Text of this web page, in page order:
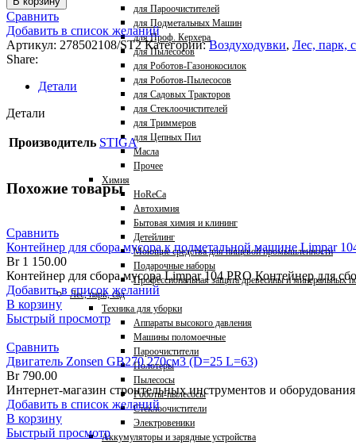
для Пароочистителей
для Подметальных Машин
для Проф. Керхера
для Пылесосов
для Роботов-Газонокосилок
для Роботов-Пылесосов
для Садовых Тракторов
для Стеклоочистителей
для Триммеров
для Цепных Пил
Масла
Прочее
Химия
HoReCa
Автохимия
Бытовая химия и клининг
Детейлинг
Моющие средства для пищевой промышленности
Подарочные наборы
Профессиональная защита древесины и минеральных
Лес, парк, сад
Техника для уборки
Аппараты высокого давления
Машины поломоечные
Пароочистители
Полотеры
Пылесосы
Роботы-пылесосы
Стеклоочистители
Электровеники
Аккумуляторы и зарядные устройства
Сравнить
Добавить в список желаний
Артикул: 278502108/ST2Категории: Воздуходувки, Лес, парк,
Share:
Детали
Детали
Производитель STIGA
Похожие товары
Сравнить
Контейнер для сбора мусора к подметальной машине Limpar
Br1 150.00
Контейнер для сбора мусора Limpar 104 PRO Контейнер для
Добавить в список желаний
В корзину
Быстрый просмотр
Сравнить
Двигатель Zonsen GB270 270см3 (D=25 L=63)
Br790.00
Интернет-магазин строительных инструментов и
Добавить в список желаний
В корзину
Быстрый просмотр